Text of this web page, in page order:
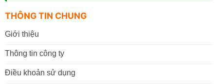
THÔNG TIN CHUNG
Giới thiệu
Thông tin công ty
Điều khoản sử dụng